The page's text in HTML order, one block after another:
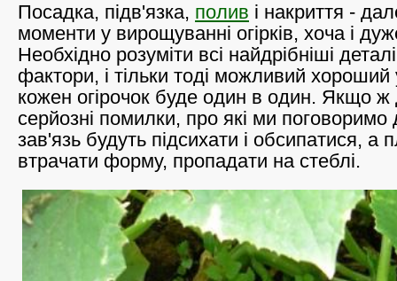
Посадка, підв'язка, полив і накриття -
моменти у вирощуванні огірків, хоча і
Необхідно розуміти всі найдрібніші
фактори, і тільки тоді можливий
кожен огірочок буде один в один. Якщо ж
серйозні помилки, про які ми поговоримо
зав'язь будуть підсихати і обсипатися, а
втрачати форму, пропадати на стеблі.